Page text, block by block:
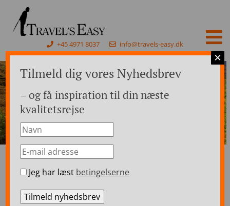
+45 4971 8037 info@travels-easy.dk
Forside>Rejser til Skotland>Skotland Togrejser
togrejse i Skotland & Edinburgh – 7 dage
Tilmeld dig vores Nyhedsbrev
– og få inspiration til din næste
kvalitetsrejse
Jeg har læst betingelserne
×